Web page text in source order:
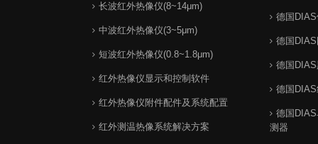
长波红外热像仪(8~14μm)
中波红外热像仪(3~5μm)
短波红外热像仪(0.8~1.8μm)
红外热像仪显示和控制软件
红外热像仪附件配件及系统配置
红外测温热像系统解决方案
德国
德国
德国
德国
德国
测器